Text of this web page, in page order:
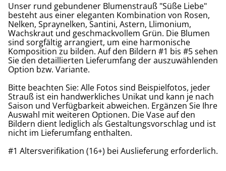
Unser rund gebundener Blumenstrauß "Süße Liebe"
besteht aus einer eleganten Kombination von Rosen,
Nelken, Spraynelken, Santini, Astern, Llimonium,
Wachskraut und geschmackvollem Grün. Die Blumen
sind sorgfältig arrangiert, um eine harmonische
Komposition zu bilden. Auf den Bildern #1 bis #5 sehen
Sie den detaillierten Lieferumfang der auszuwählenden
Option bzw. Variante.
Bitte beachten Sie: Alle Fotos sind Beispielfotos, jeder
Strauß ist ein handwerkliches Unikat und kann je nach
Saison und Verfügbarkeit abweichen. Ergänzen Sie Ihre
Auswahl mit weiteren Optionen. Die Vase auf den
Bildern dient lediglich als Gestaltungsvorschlag und ist
nicht im Lieferumfang enthalten.
#1 Altersverifikation (16+) bei Auslieferung erforderlich.